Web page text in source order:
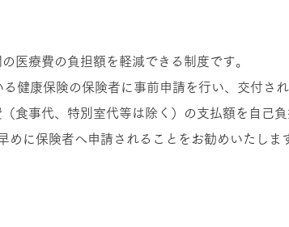
医療費の負担額を軽減できる制度です。
健康保険の保険者に事前申請を行い、交付さ
食事代、特別室代等は除く）の支払額を自己
に保険者へ申請されることをお勧めいたしま